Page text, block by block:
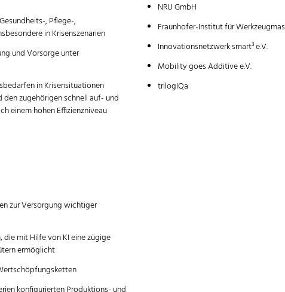
, Pflege-,
in Krisenszenarien
und Vorsorge unter
in Krisensituationen
zugehörigen schnell auf- und
einem hohen Effizienzniveau
zur Versorgung wichtiger
mit Hilfe von KI eine zügige
ermöglicht
NRU GmbH
Fraunhofer-Institut für
Innovationsnetzwerk smart³ e.V.
Mobility goes Additive e.V.
trilogIQa